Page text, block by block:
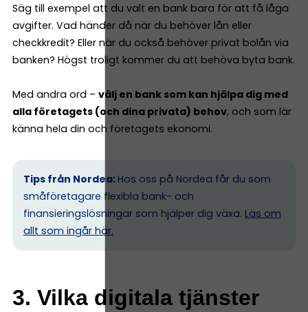
Säg till exempel att du valt en bank bara för att få låga
avgifter. Vad händer då när du behöver lån eller
checkkredit? Eller när du också behöver privat bolån via
banken? Högst troligt kommer du att behöva byta bank.
Med andra ord – välj en bank som kan hjälpa dig med
alla företagets (och dina privata) behov, och som lär
känna hela din och företagets ekonomi.
Tips från Nordea: Hos oss på Nordea får du som
småföretagare flexibla bank- och
finansieringslösningar som hjälper dig växa. Läs om
allt som ingår här.
3. Vilka digitala tjänster